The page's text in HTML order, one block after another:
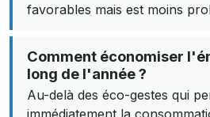
favorables mais est moins
Comment économiser
long de l'année ?
Au-delà des éco-gestes qui